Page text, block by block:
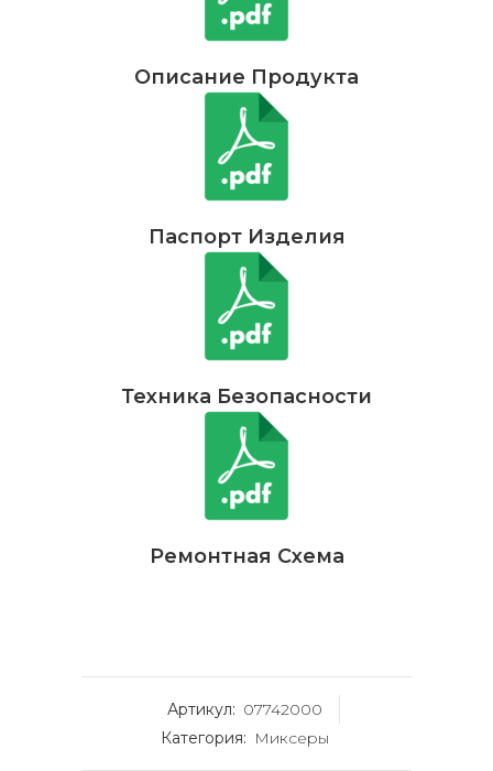
Описание Продукта
Паспорт Изделия
Техника Безопасности
Ремонтная Схема
Артикул: 07742000
Категория: Миксеры